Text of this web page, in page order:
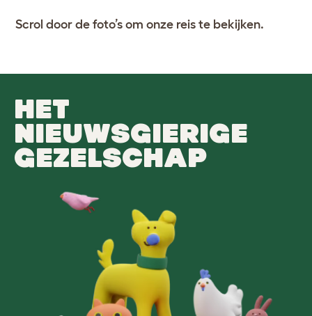
Scrol door de foto’s om onze reis te bekijken.
HET
NIEUWSGIERIGE
GEZELSCHAP